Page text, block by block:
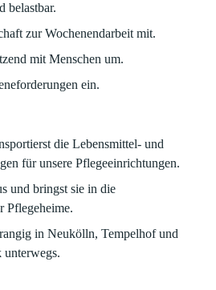
belastbar.
zur Wochenendarbeit mit.
mit Menschen um.
ein.
die Lebensmittel- und
für unsere Pflegeeinrichtungen.
und bringst sie in die
Pflegeheime.
in Neukölln, Tempelhof und